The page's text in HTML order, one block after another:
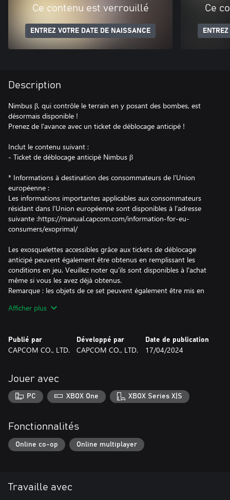
Ce contenu est verrouillé
ENTREZ VOTRE DATE DE NAISSANCE
Ce
Description
Nimbus β, qui contrôle le terrain en y posant des bombes, est
désormais disponible !
Prenez de l'avance avec un ticket de déblocage anticipé !
Inclut le contenu suivant :
- Ticket de déblocage anticipé Nimbus β
* Informations à destination des consommateurs de l’Union
européenne :
Les informations importantes applicables aux consommateurs
résidant dans l’Union européenne sont disponibles à l’adresse
suivante :https://manual.capcom.com/information-for-eu-
consumers/exoprimal/
Les exosquelettes accessibles grâce aux tickets de déblocage
anticipé peuvent également être obtenus en remplissant les
conditions en jeu. Veuillez noter qu'ils sont disponibles à l'achat
même si vous les avez déjà obtenus.
Remarque : les objets de ce set peuvent également être mis en
à ne pas acheter un article que vous possédez déjà.
Remarque : cette extension peut uniquement être utilisée avec le
compte Microsoft qui a acheté le contenu. Même si le
Afficher plus
Publié par
CAPCOM CO., LTD.
Développé par
CAPCOM CO., LTD.
Date de publication
17/04/2024
Jouer avec
PC XBOX One XBOX Series X|S
Fonctionnalités
Online co-op Online multiplayer
Travaille avec